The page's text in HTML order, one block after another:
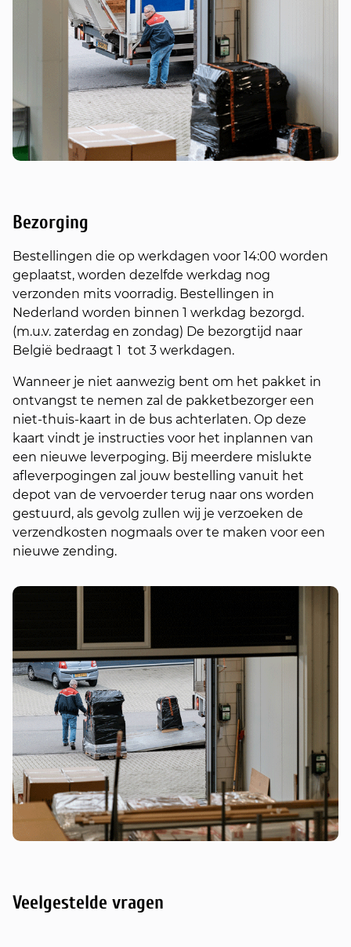
Bezorging
Bestellingen die op werkdagen voor 14:00 worden
geplaatst, worden dezelfde werkdag nog
verzonden mits voorradig. Bestellingen in
Nederland worden binnen 1 werkdag bezorgd.
(m.u.v. zaterdag en zondag) De bezorgtijd naar
België bedraagt 1 tot 3 werkdagen.
Wanneer je niet aanwezig bent om het pakket in
ontvangst te nemen zal de pakketbezorger een
niet-thuis-kaart in de bus achterlaten. Op deze
kaart vindt je instructies voor het inplannen van
een nieuwe leverpoging. Bij meerdere mislukte
afleverpogingen zal jouw bestelling vanuit het
depot van de vervoerder terug naar ons worden
gestuurd, als gevolg zullen wij je verzoeken de
verzendkosten nogmaals over te maken voor een
nieuwe zending.
Veelgestelde vragen